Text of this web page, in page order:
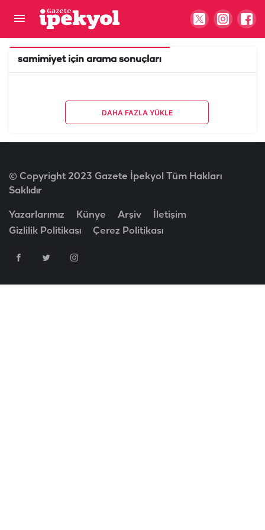
samimiyetiçin arama sonuçları
DAHA FAZLA YÜKLE
© Copyright 2023 Gazete İpekyol Tüm Hakları
Saklıdır
Yazarlarımız Künye Arşiv
İletişim
Gizlilik Politikası
Çerez Politikası